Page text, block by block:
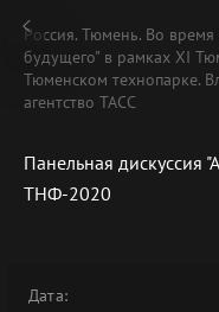
Россия. Тюмень. Во время
будущего" в рамках XI
Тюменском технопарке.
агентство ТАСС
Панельная дискуссия
ТНФ-2020
Дата: